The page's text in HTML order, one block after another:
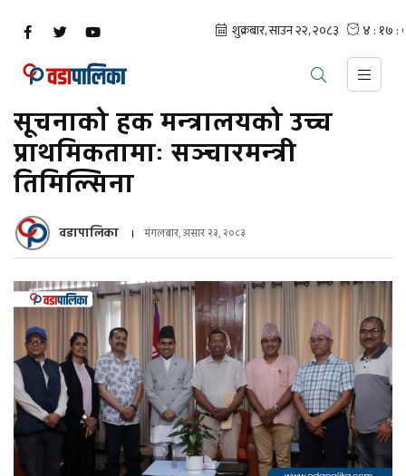
सूचनाको हक मन्त्रालयको उच्च
प्राथमिकतामाः सञ्चारमन्त्री
तिमिल्सिना
वडापालिका मंगलबार, असार २३, २०८३